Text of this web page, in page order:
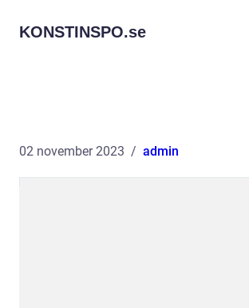
KONSTINSPO.se
02 november 2023 admin